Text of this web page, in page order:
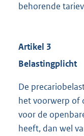
behorende
Artikel 3
Belastingplicht
De
het voorwerp of
voor de
heeft, dan wel